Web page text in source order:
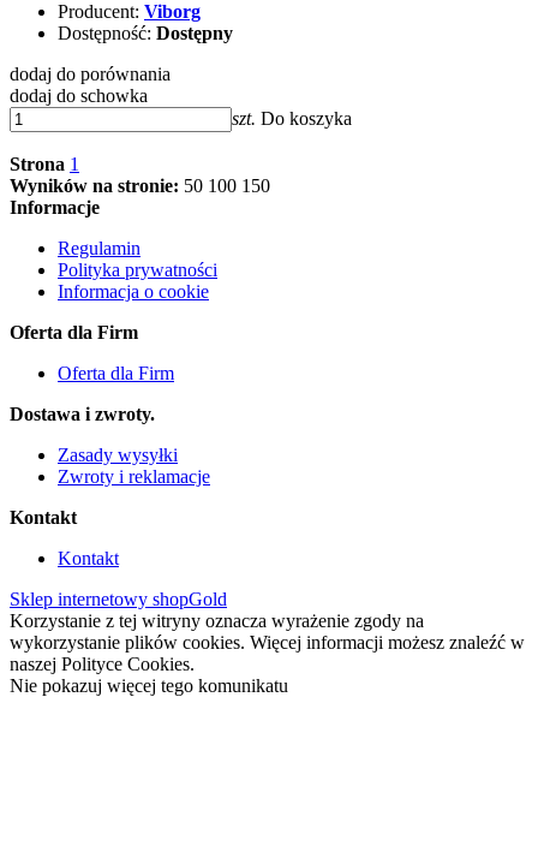
Producent: Viborg
Dostępność: Dostępny
dodaj do porównania
dodaj do schowka
szt. Do koszyka
Strona 1
Wyników na stronie: 50 100 150
Informacje
Regulamin
Polityka prywatności
Informacja o cookie
Oferta dla Firm
Oferta dla Firm
Dostawa i zwroty.
Zasady wysyłki
Zwroty i reklamacje
Kontakt
Kontakt
Sklep internetowy shopGold
Korzystanie z tej witryny oznacza wyrażenie zgody na
wykorzystanie plików cookies. Więcej informacji możesz znaleźć w
naszej Polityce Cookies.
Nie pokazuj więcej tego komunikatu